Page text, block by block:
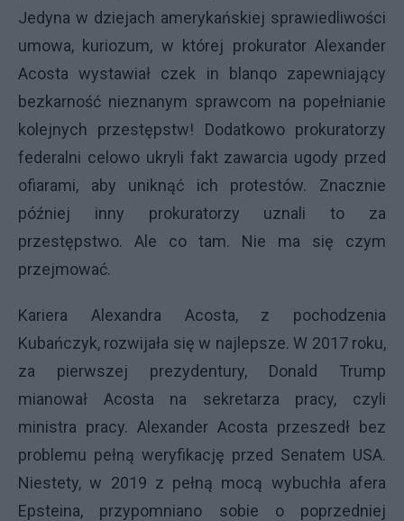
Jedyna w dziejach amerykańskiej sprawiedliwości
umowa, kuriozum, w której prokurator Alexander
Acosta wystawiał czek in blanqo zapewniający
bezkarność nieznanym sprawcom na popełnianie
kolejnych przestępstw! Dodatkowo prokuratorzy
federalni celowo ukryli fakt zawarcia ugody przed
ofiarami, aby uniknąć ich protestów. Znacznie
później inny prokuratorzy uznali to za
przestępstwo. Ale co tam. Nie ma się czym
przejmować.
Kariera Alexandra Acosta, z pochodzenia
Kubańczyk, rozwijała się w najlepsze. W 2017 roku,
za pierwszej prezydentury, Donald Trump
mianował Acosta na sekretarza pracy, czyli
ministra pracy. Alexander Acosta przeszedł bez
problemu pełną weryfikację przed Senatem USA.
Niestety, w 2019 z pełną mocą wybuchła afera
Epsteina, przypomniano sobie o poprzedniej